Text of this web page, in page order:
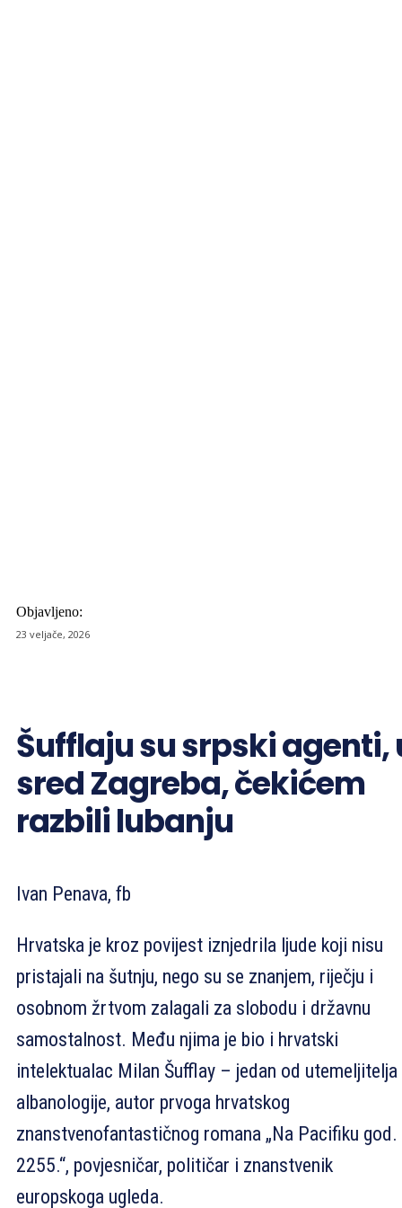
Objavljeno:
23 veljače, 2026
Šufflaju su srpski agenti,
sred Zagreba, čekićem
razbili lubanju
Ivan Penava, fb
Hrvatska je kroz povijest iznjedrila ljude koji nisu
pristajali na šutnju, nego su se znanjem, riječju i
osobnom žrtvom zalagali za slobodu i državnu
samostalnost. Među njima je bio i hrvatski
intelektualac Milan Šufflay – jedan od utemeljitelja
albanologije, autor prvoga hrvatskog
znanstvenofantastičnog romana „Na Pacifiku god.
2255.“, povjesničar, političar i znanstvenik
europskoga ugleda.